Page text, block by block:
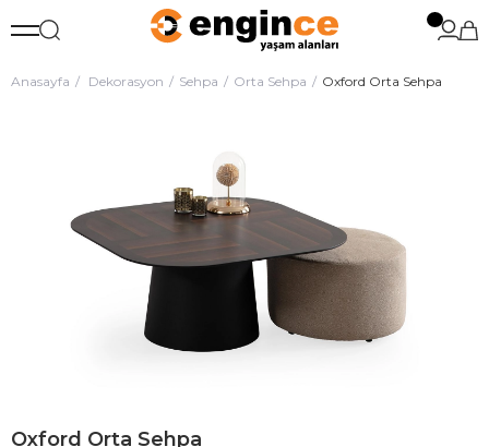
Anasayfa Dekorasyon Sehpa Orta Sehpa Oxford Orta Sehpa
Oxford Orta Sehpa